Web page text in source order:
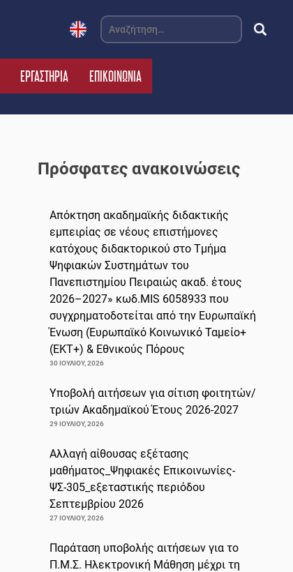
Αναζήτηση
για:
ΕΡΓΑΣΤΗΡΙΑ ΕΠΙΚΟΙΝΩΝΙΑ
Πρόσφατες ανακοινώσεις
Απόκτηση ακαδημαϊκής διδακτικής
εμπειρίας σε νέους επιστήμονες
κατόχους διδακτορικού στο Τμήμα
Ψηφιακών Συστημάτων του
Πανεπιστημίου Πειραιώς ακαδ. έτους
2026–2027» κωδ.MIS 6058933 που
συγχρηματοδοτείται από την Ευρωπαϊκή
Ένωση (Ευρωπαϊκό Κοινωνικό Ταμείο+
(ΕΚΤ+) & Εθνικούς Πόρους
30 ΙΟΥΛΊΟΥ, 2026
Υποβολή αιτήσεων για σίτιση φοιτητών/
τριών Ακαδημαϊκού Έτους 2026-2027
29 ΙΟΥΛΊΟΥ, 2026
Αλλαγή αίθουσας εξέτασης
μαθήματος_Ψηφιακές Επικοινωνίες-
ΨΣ-305_εξεταστικής περιόδου
Σεπτεμβρίου 2026
27 ΙΟΥΛΊΟΥ, 2026
Παράταση υποβολής αιτήσεων για το
Π.Μ.Σ. Ηλεκτρονική Μάθηση μέχρι τη